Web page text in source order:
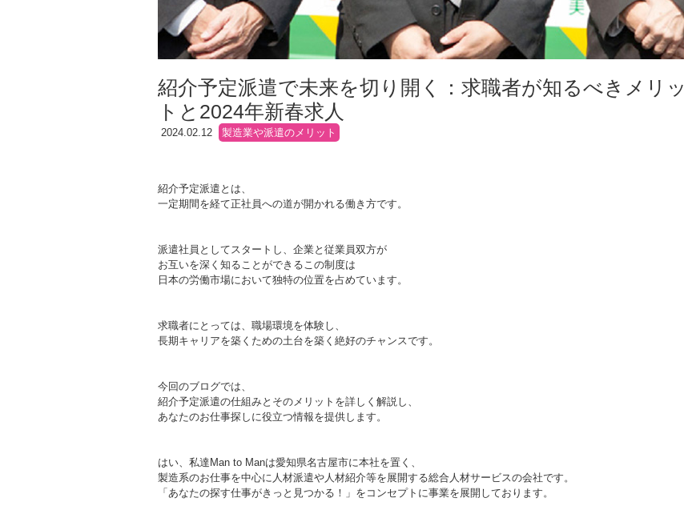
紹介予定派遣で未来を切り開く：求職者が知るべきメリッ
トと2024年新春求人
2024.02.12 製造業や派遣のメリット
紹介予定派遣とは、
一定期間を経て正社員への道が開かれる働き方です。
派遣社員としてスタートし、企業と従業員双方が
お互いを深く知ることができるこの制度は
日本の労働市場において独特の位置を占めています。
求職者にとっては、職場環境を体験し、
長期キャリアを築くための土台を築く絶好のチャンスです。
今回のブログでは、
紹介予定派遣の仕組みとそのメリットを詳しく解説し、
あなたのお仕事探しに役立つ情報を提供します。
はい、私達Man to Manは愛知県名古屋市に本社を置く、
製造系のお仕事を中心に人材派遣や人材紹介等を展開する総合人材サービスの会社です。
「あなたの探す仕事がきっと見つかる！」をコンセプトに事業を展開しております。